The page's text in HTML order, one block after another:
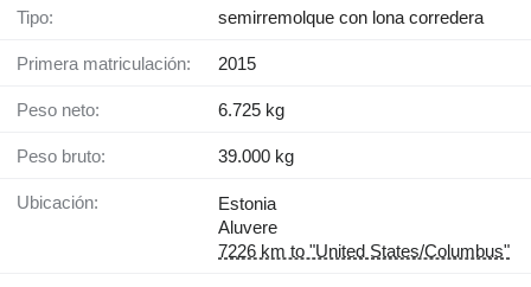
Tipo: semirremolque con lona corredera
Primera matriculación: 2015
Peso neto: 6.725 kg
Peso bruto: 39.000 kg
Ubicación:
Estonia
Aluvere
7226 km to "United States/Columbus"